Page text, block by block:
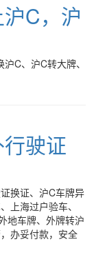
C，沪
C、沪C转大牌、
驶证
换证、沪C车牌异
上海过户验车、
地车牌、外牌转沪
办妥付款，安全